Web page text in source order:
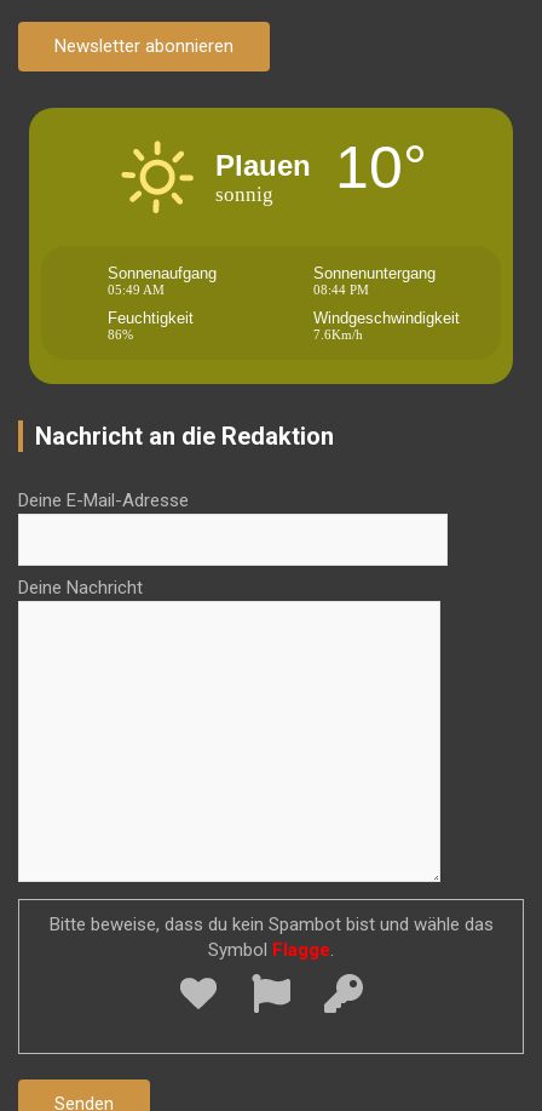
Newsletter abonnieren
Plauen
sonnig 10°
Sonnenaufgang
05:49 AM
Sonnenuntergang
08:44 PM
Feuchtigkeit
86%
Windgeschwindigkeit
7.6Km/h
Nachricht an die Redaktion
Deine E-Mail-Adresse
Deine Nachricht
Bitte beweise, dass du kein Spambot bist und wähle das
Symbol
Flagge.